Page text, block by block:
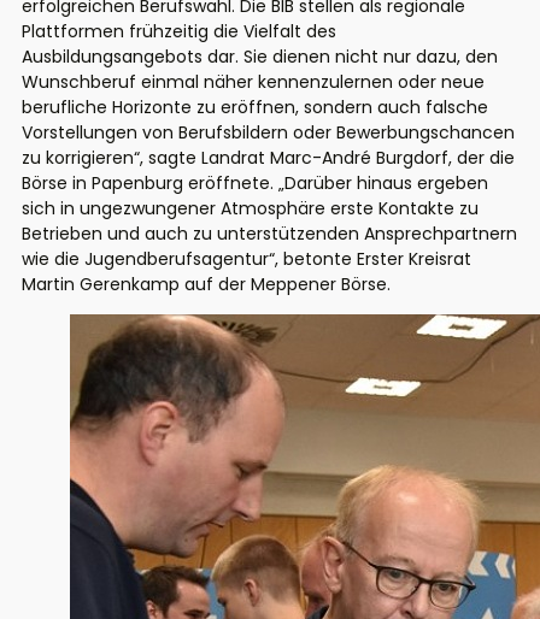
erfolgreichen Berufswahl. Die BIB stellen als regionale
Plattformen frühzeitig die Vielfalt des
Ausbildungsangebots dar. Sie dienen nicht nur dazu, den
Wunschberuf einmal näher kennenzulernen oder neue
berufliche Horizonte zu eröffnen, sondern auch falsche
Vorstellungen von Berufsbildern oder Bewerbungschancen
zu korrigieren“, sagte Landrat Marc-André Burgdorf, der die
Börse in Papenburg eröffnete. „Darüber hinaus ergeben
sich in ungezwungener Atmosphäre erste Kontakte zu
Betrieben und auch zu unterstützenden Ansprechpartnern
wie die Jugendberufsagentur“, betonte Erster Kreisrat
Martin Gerenkamp auf der Meppener Börse.